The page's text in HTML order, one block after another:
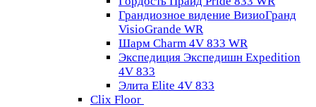
Грандиозное видение ВизиоГранд
VisioGrande WR
Шарм Charm 4V 833 WR
Экспедиция Экспедишн Expedition
4V 833
Элита Elite 4V 833
Clix Floor